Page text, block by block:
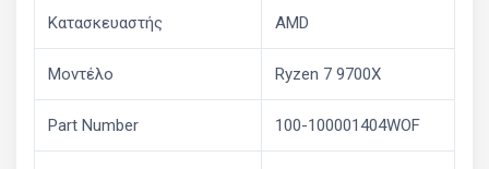
Κατασκευαστής AMD
Μοντέλο Ryzen 7 9700X
Part Number 100-100001404WOF